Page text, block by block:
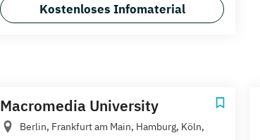
Kostenloses Infomaterial
Macromedia University
Berlin, Frankfurt am Main, Hamburg, Köln,